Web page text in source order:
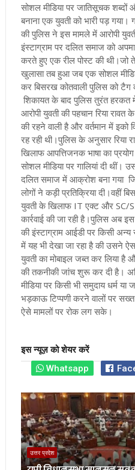
सोशल मीडिया पर जातिसूचक
बनाना एक युवती को भारी पड़
की पुलिस ने इस मामले में आरोपी
इंस्टाग्राम पर दलित समाज को
करते हुए एक रील पोस्ट की थी।जो
खुलासा तब हुआ जब एक सोशल
कर बिसरख कोतवाली पुलिस को टैग
शिकायत के बाद पुलिस तुरंत
आरोपी युवती की पहचान रिया
की रहने वाली है और वर्तमान में इको
रह रही थी।पुलिस के अनुसार रिया
खिलाफ आपत्तिजनक भाषा का
सोशल मीडिया पर गालियां दी थीं।
दलित समाज में आक्रोश बना गया
लोगों ने कड़ी प्रतिक्रिया दी।वहीं
युवती के खिलाफ IT एक्ट और SC/
कार्रवाई की जा रही है।पुलिस अब
की इंस्टाग्राम आईडी पर किसी
में यह भी देखा जा रहा है की उसने
युवती का मोबाइल जब्त कर लिया
की तकनीकी जांच शुरू कर दी है।
मीडिया पर किसी भी समुदाय धर्म
भड़काऊ टिप्पणी करने वालों पर सख्त
ऐसे मामलों पर रोक लग सके।
इस न्यूज़ को शेयर करें
Whatsapp
उत्तर प्रदेश